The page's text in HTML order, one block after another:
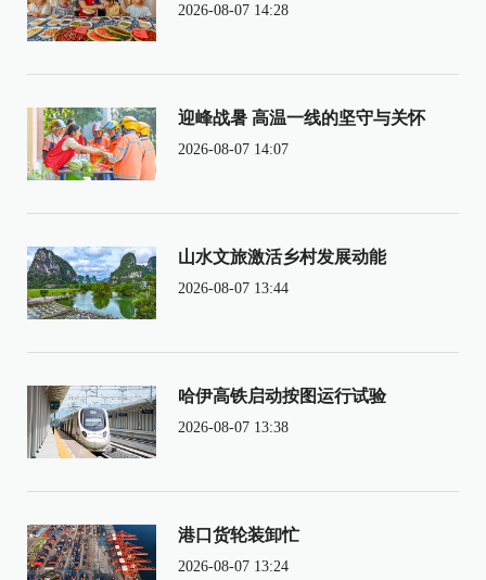
2026-08-07 14:28
迎峰战暑 高温一线的坚守与关怀
2026-08-07 14:07
山水文旅激活乡村发展动能
2026-08-07 13:44
哈伊高铁启动按图运行试验
2026-08-07 13:38
港口货轮装卸忙
2026-08-07 13:24